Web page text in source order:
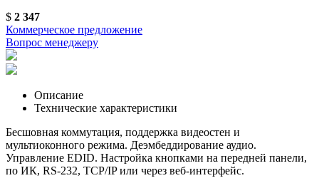
$ 2 347
Коммерческое предложение
Вопрос менеджеру
Описание
Технические характеристики
Бесшовная коммутация, поддержка видеостен и
мультиоконного режима. Деэмбеддирование аудио.
Управление EDID. Настройка кнопками на передней панели,
по ИК, RS-232, TCP/IP или через веб-интерфейс.